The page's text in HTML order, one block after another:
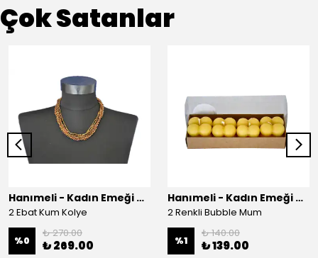
Çok Satanlar
Hanımeli - Kadın Emeği Çarşısı
2 Ebat Kum Kolye
%0
₺ 270.00
₺ 269.00
Hanımeli - Kadın Emeği Çarşısı
2 Renkli Bubble Mum
%1
₺ 140.00
₺ 139.00